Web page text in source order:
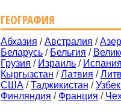
ГЕОГРАФИЯ
Абхазия /Австралия /
Беларусь / Бельгия /
Грузия / Израиль / Испания
Кыргызстан /Латвия /
США /Таджикистан /
Финляндия / Франция /